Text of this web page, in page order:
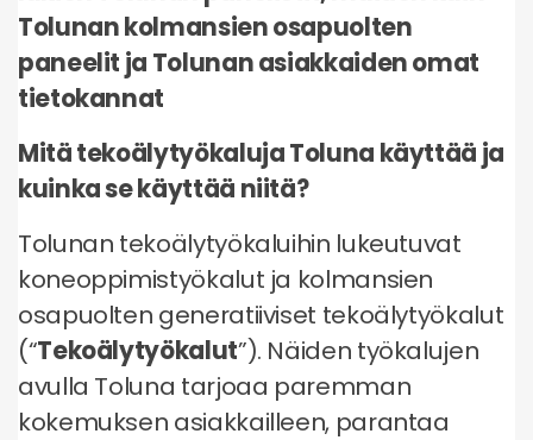
tietoina.
Tietojen tyyppi
(b) Yhteystiedot
(c) Henkilötietojen erityisryhmät
(d) Demografiset tiedot
(e) Tekniset tiedot
Tietojen tyyppi
(a) Henkilöllisyystiedot
(b) Yhteystiedot
(d) Demografiset tiedot
(e) Tekniset tiedot
tarkoitukseen.
Tietojen tyyppi
(d) Demografiset tiedot
(e) Tekniset tiedot
Tolunan kolmansien osapuolten
paneelit ja Tolunan asiakkaiden omat
tietokannat
Mitä tekoälytyökaluja Toluna käyttää ja
kuinka se käyttää niitä?
Tolunan tekoälytyökaluihin lukeutuvat
koneoppimistyökalut ja kolmansien
osapuolten generatiiviset tekoälytyökalut
(“Tekoälytyökalut”). Näiden työkalujen
avulla Toluna tarjoaa paremman
kokemuksen asiakkailleen, parantaa